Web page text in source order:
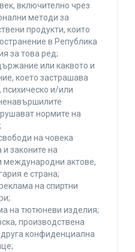
включително чрез
методи за
продукти, които
в Република
за това ред;
или каквото и
което застрашава
и/или
нормите на
на човека
законите на
международни актове,
е страна;
на спиртни
на тютюневи изделия;
производствена
конфиденциална